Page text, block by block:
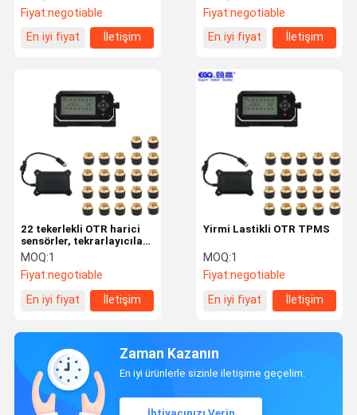
Fiyat:negotiable
En iyi fiyat
İletişim
Fiyat:negotiable
En iyi fiyat
İletişim
22 tekerlekli OTR harici
sensörler, tekrarlayıcılar,
alıcılar lastik basıncı
izleme sistemi
MOQ:1
Fiyat:negotiable
En iyi fiyat
İletişim
Yirmi Lastikli OTR TPMS
MOQ:1
Fiyat:negotiable
En iyi fiyat
İletişim
Zaman Kazanın
En iyi ürünlerle sizinle iletişime geçelim.